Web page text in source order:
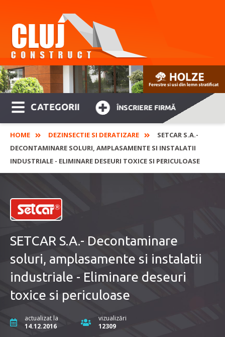
CATEGORII ÎNSCRIERE FIRMĂ
HOME DEZINSECTIE SI DERATIZARE
SETCAR S.A.-
DECONTAMINARE SOLURI, AMPLASAMENTE SI INSTALATII
INDUSTRIALE - ELIMINARE DESEURI TOXICE SI PERICULOASE
SETCAR S.A.- Decontaminare
soluri, amplasamente si instalatii
industriale - Eliminare deseuri
toxice si periculoase
actualizat la
14.12.2016
vizualizări
12309